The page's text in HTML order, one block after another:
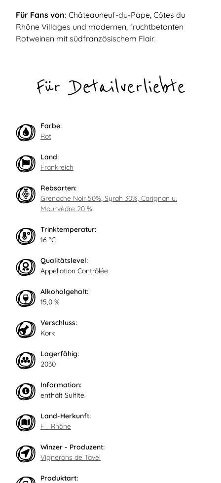
Für Fans von: Châteauneuf-du-Pape, Côtes du
Rhône Villages und modernen, fruchtbetonten
Rotweinen mit südfranzösischem Flair.
Für Detailverliebte
Farbe:
Rot
Land:
Frankreich
Rebsorten:
Grenache Noir 50%, Syrah 30%, Carignan u.
Mourvèdre 20 %
Trinktemperatur:
16 °C
Qualitätslevel:
Appellation Contrôlée
Alkoholgehalt:
15,0 %
Verschluss:
Kork
Lagerfähig:
2030
Information:
enthält Sulfite
Land-Herkunft:
F - Rhône
Winzer - Produzent:
Vignerons de Tavel
Produktart: